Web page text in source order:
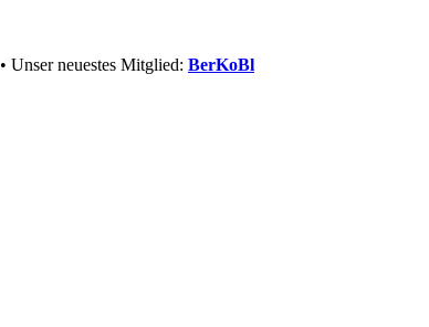
• Unser neuestes Mitglied: BerKoBl